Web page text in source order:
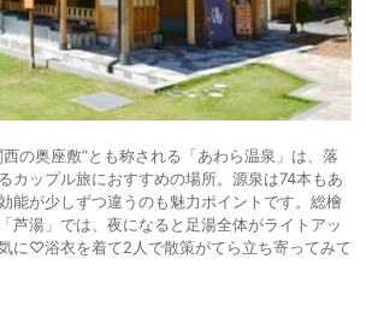
の奥座敷”とも称される「あわら温泉」は、落
カップル旅におすすめの場所。源泉は74本もあ
能が少しずつ違うのも魅力ポイントです。総檜
芦湯」では、夜になると足湯全体がライトアッ
に♡浴衣を着て2人で散策がてら立ち寄ってみて